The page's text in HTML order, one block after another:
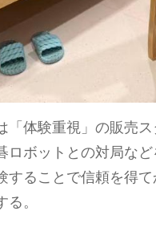
「体験重視」の販売
ロボットとの対局な
することで信頼を得
。